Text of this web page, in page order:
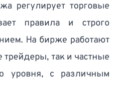
регулирует торговые
правила и строго
На бирже работают
так и частные
уровня, с различным